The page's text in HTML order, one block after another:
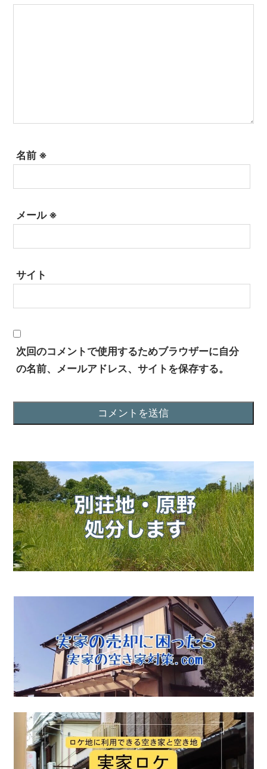
名前 ※
メール ※
サイト
次回のコメントで使用するためブラウザーに自分
の名前、メールアドレス、サイトを保存する。